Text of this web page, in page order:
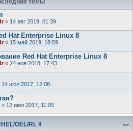
темы
« 14 авг 2019, 01:39
Hat Enterprise Linux 8
« 15 май 2019, 18:59
Red Hat Enterprise Linux 8
« 24 ноя 2018, 17:43
14 июл 2017, 12:08
« 12 июл 2017, 11:05
OEL/RL 9